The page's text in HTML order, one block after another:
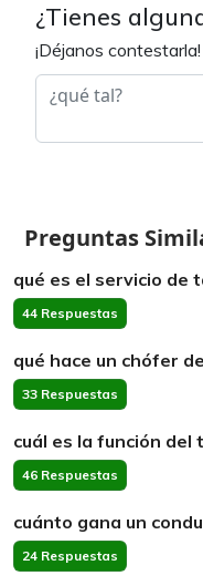
¿Tienes
¡Déjanos contestarla!
Preguntas
qué es el servicio de
44 Respuestas
qué hace un chófer
33 Respuestas
cuál es la función del
46 Respuestas
cuánto gana un
24 Respuestas